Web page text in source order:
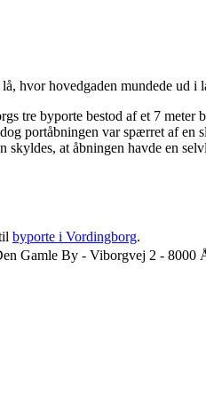
lå, hvor hovedgaden mundede ud i
tre byporte bestod af et 7 meter
portåbningen var spærret af en
skyldes, at åbningen havde en
byporte i Vordingborg.
Gamle By - Viborgvej 2 - 8000